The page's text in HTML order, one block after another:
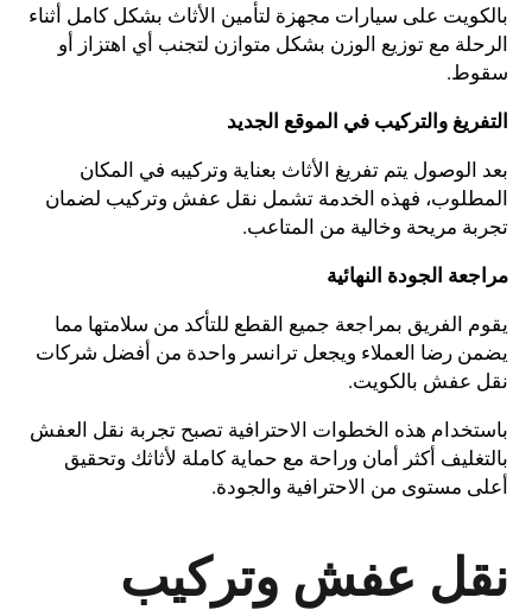
بالكويت على سيارات مجهزة لتأمين الأثاث بشكل كامل أثناء
الرحلة مع توزيع الوزن بشكل متوازن لتجنب أي اهتزاز أو
سقوط.
التفريغ والتركيب في الموقع الجديد
بعد الوصول يتم تفريغ الأثاث بعناية وتركيبه في المكان
المطلوب، فهذه الخدمة تشمل نقل عفش وتركيب لضمان
تجربة مريحة وخالية من المتاعب.
مراجعة الجودة النهائية
يقوم الفريق بمراجعة جميع القطع للتأكد من سلامتها مما
يضمن رضا العملاء ويجعل ترانسر واحدة من أفضل شركات
نقل عفش بالكويت.
باستخدام هذه الخطوات الاحترافية تصبح تجربة نقل العفش
بالتغليف أكثر أمان وراحة مع حماية كاملة لأثاثك وتحقيق
أعلى مستوى من الاحترافية والجودة.
نقل عفش وتركيب